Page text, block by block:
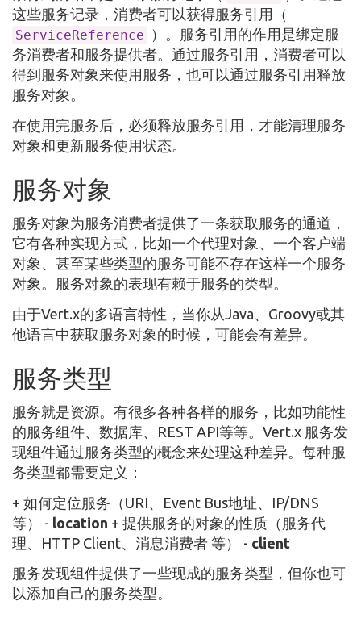
这些服务记录，消费者可以获得服务引用（
ServiceReference
）。服务引用的作用是绑定服
务消费者和服务提供者。通过服务引用，消费者可以
得到服务对象来使用服务，也可以通过服务引用释放
服务对象。
在使用完服务后，必须释放服务引用，才能清理服务
对象和更新服务使用状态。
服务对象
服务对象为服务消费者提供了一条获取服务的通道，
它有各种实现方式，比如一个代理对象、一个客户端
对象、甚至某些类型的服务可能不存在这样一个服务
对象。服务对象的表现有赖于服务的类型。
由于Vert.x的多语言特性，当你从Java、Groovy或其
他语言中获取服务对象的时候，可能会有差异。
服务类型
服务就是资源。有很多各种各样的服务，比如功能性
的服务组件、数据库、REST API等等。Vert.x 服务发
现组件通过服务类型的概念来处理这种差异。每种服
务类型都需要定义：
+ 如何定位服务（URI、Event Bus地址、IP/DNS
等） - location + 提供服务的对象的性质（服务代
理、HTTP Client、消息消费者 等） - client
服务发现组件提供了一些现成的服务类型，但你也可
以添加自己的服务类型。